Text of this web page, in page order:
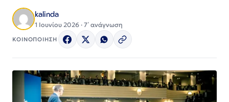
kalinda
1 Ιουνίου 2026 · 7΄ ανάγνωση
ΚΟΙΝΟΠΟΙΗΣΗ